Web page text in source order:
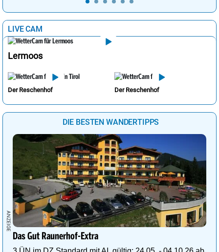
LIVE CAM
Lermoos
Der Reschenhof Der Reschenhof
DIE BESTEN WANDERTIPPS
Das Gut Raunerhof-Extra